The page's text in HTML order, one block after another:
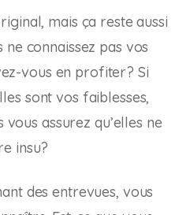
mais ça reste aussi
connaissez pas vos
vous en profiter? Si
sont vos faiblesses,
assurez qu’elles ne
insu?
des entrevues, vous